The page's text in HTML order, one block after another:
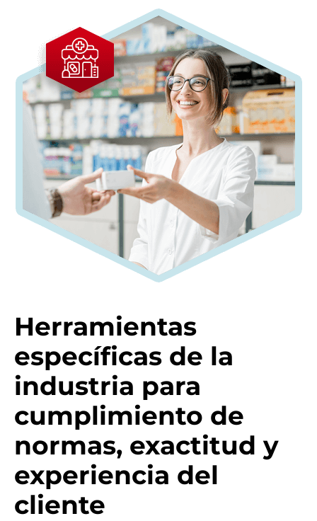
Herramientas
específicas de la
industria para
cumplimiento de
normas, exactitud y
experiencia del
cliente